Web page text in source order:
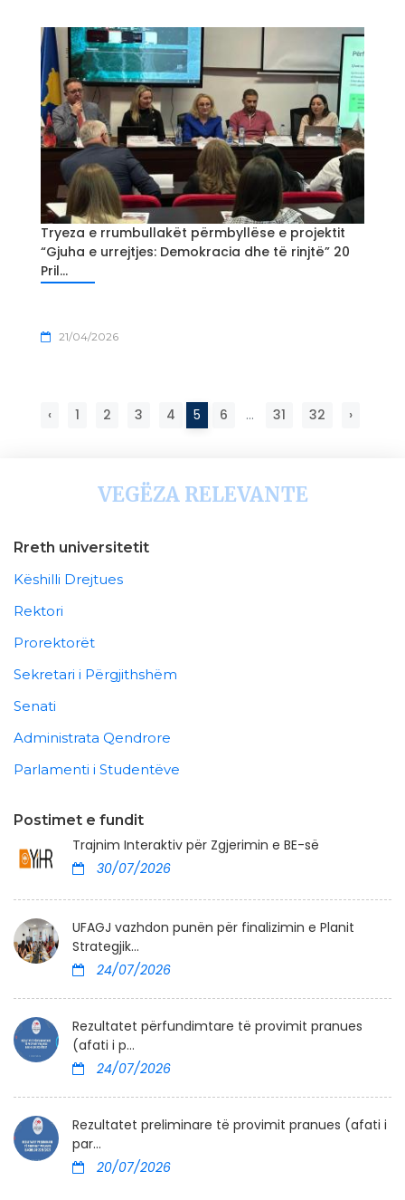
Tryeza e rrumbullakët përmbyllëse e projektit
“Gjuha e urrejtjes: Demokracia dhe të rinjtë” 20
Pril...
21/04/2026
‹ 1 2 3 4 5 6 ... 31 32 ›
VEGËZA RELEVANTE
Rreth universitetit
Këshilli Drejtues
Rektori
Prorektorët
Sekretari i Përgjithshëm
Senati
Administrata Qendrore
Parlamenti i Studentëve
Postimet e fundit
Trajnim Interaktiv për Zgjerimin e BE-së
30/07/2026
UFAGJ vazhdon punën për finalizimin e Planit
Strategjik...
24/07/2026
Rezultatet përfundimtare të provimit pranues
(afati i p...
24/07/2026
Rezultatet preliminare të provimit pranues (afati i
par...
20/07/2026